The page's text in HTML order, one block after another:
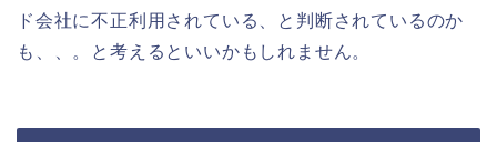
ド会社に不正利用されている、と判断されているのか
も、、。と考えるといいかもしれません。